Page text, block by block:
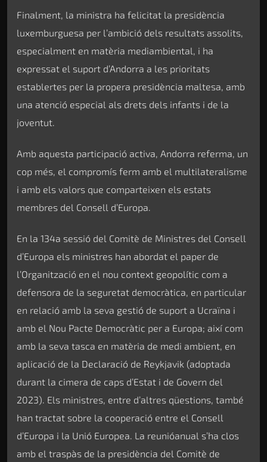
Finalment, la ministra ha felicitat la presidència
luxemburguesa per l’ambició dels resultats assolits,
especialment en matèria mediambiental, i ha
expressat el suport d’Andorra a les prioritats
establertes per la propera presidència maltesa, amb
una atenció especial als drets dels infants i de la
joventut.
Amb aquesta participació activa, Andorra referma, un
cop més, el compromís ferm amb el multilateralisme
i amb els valors que comparteixen els estats
membres del Consell d’Europa.
En la 134a sessió del Comitè de Ministres del Consell
d’Europa els ministres han abordat el paper de
l’Organització en el nou context geopolític com a
defensora de la seguretat democràtica, en particular
en relació amb la seva gestió de suport a Ucraïna i
amb el Nou Pacte Democràtic per a Europa; així com
amb la seva tasca en matèria de medi ambient, en
aplicació de la Declaració de Reykjavik (adoptada
durant la cimera de caps d’Estat i de Govern del
2023). Els ministres, entre d’altres qüestions, també
han tractat sobre la cooperació entre el Consell
d’Europa i la Unió Europea. La reunióanual s’ha clos
amb el traspàs de la presidència del Comitè de